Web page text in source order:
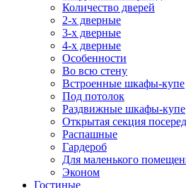
Количество дверей
2-х дверные
3-х дверные
4-х дверные
Особенности
Во всю стену
Встроенные шкафы-купе
Под потолок
Раздвижные шкафы-купе
Открытая секция
Распашные
Гардероб
Для маленького
Эконом
Гостиные